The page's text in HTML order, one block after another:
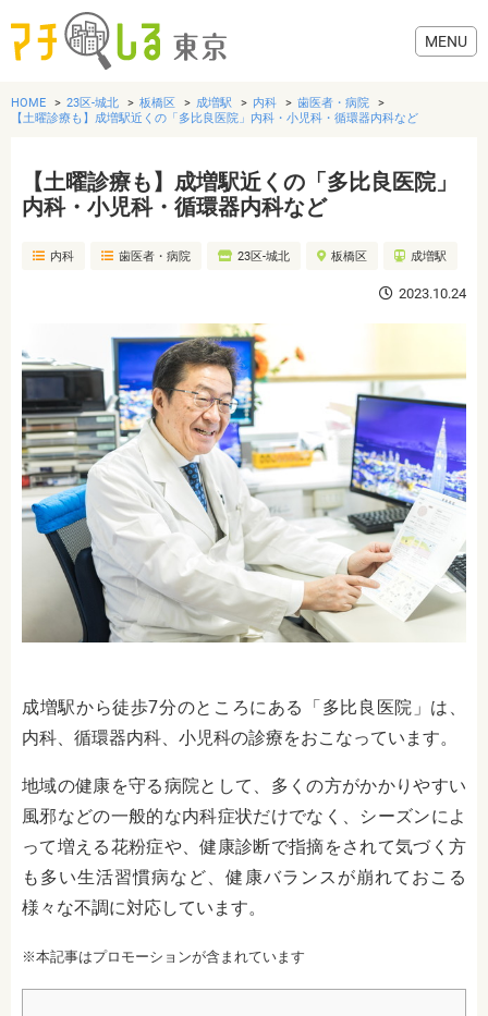
グルメ
美容・健康
おでかけ
生活
HOME 23区-城北 板橋区 成増駅 内科
歯医者・病院
【土曜診療も】成増駅近くの「多比良医院」内科・小児科・循環器内科など
【土曜診療も】成増駅近くの「多比良医院」
内科・小児科・循環器内科など
内科 歯医者・病院 23区-城北 板橋区 成増駅
2023.10.24
成増駅から徒歩7分のところにある「多比良医院」は、
内科、循環器内科、小児科の診療をおこなっています。
地域の健康を守る病院として、多くの方がかかりやすい
風邪などの一般的な内科症状だけでなく、シーズンによ
って増える花粉症や、健康診断で指摘をされて気づく方
も多い生活習慣病など、健康バランスが崩れておこる
様々な不調に対応しています。
※本記事はプロモーションが含まれています